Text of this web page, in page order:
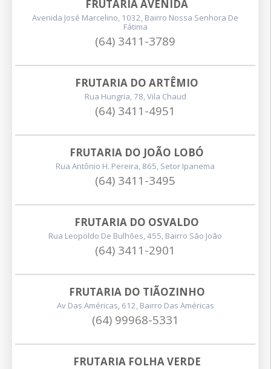
FRUTARIA AVENIDA
Avenida José Marcelino, 1032, Bairro Nossa Senhora De
Fátima
(64) 3411-3789
FRUTARIA DO ARTÊMIO
Rua Hungria, 78, Vila Chaud
(64) 3411-4951
FRUTARIA DO JOÃO LOBÓ
Rua Antônio H. Pereira, 865, Setor Ipanema
(64) 3411-3495
FRUTARIA DO OSVALDO
Rua Leopoldo De Bulhões, 455, Bairro São João
(64) 3411-2901
FRUTARIA DO TIÃOZINHO
Av Das Américas, 612, Bairro Das Américas
(64) 99968-5331
FRUTARIA FOLHA VERDE